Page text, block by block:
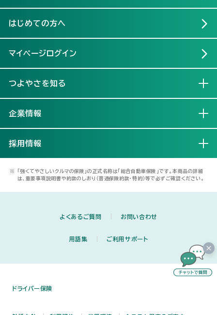
はじめての方へ
マイページログイン
つよやさを知る
企業情報
採用情報
※
「強くてやさしいクルマの保険」の正式名称は「総合自動車保険」です。本商品の詳細
は、重要事項説明書や約款のしおり（普通保険約款・特約）等で必ずご確認ください。
よくあるご質問 お問い合わせ
用語集 ご利用サポート
ドライバー保険